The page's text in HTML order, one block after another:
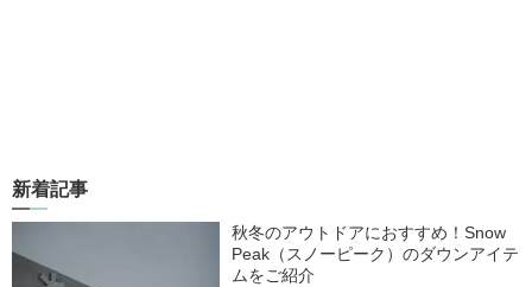
新着記事
秋冬のアウトドアにおすすめ！Snow
Peak（スノーピーク）のダウンアイテ
ムをご紹介